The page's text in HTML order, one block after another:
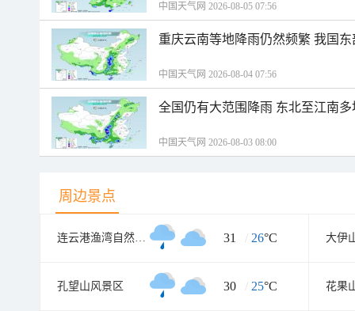
中国天气网 2026-08-05 07:56
重庆云南等地降雨仍然频繁 我国
中国天气网 2026-08-04 07:56
全国仍有大范围降雨 东北至江南
中国天气网 2026-08-03 08:00
周边景点
连云港渔湾自然风景区 31 / 26°C 大伊
孔望山风景区 30 / 25°C 花果